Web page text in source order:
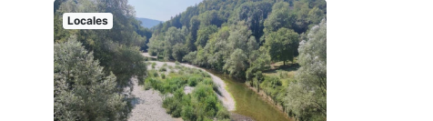
Locales